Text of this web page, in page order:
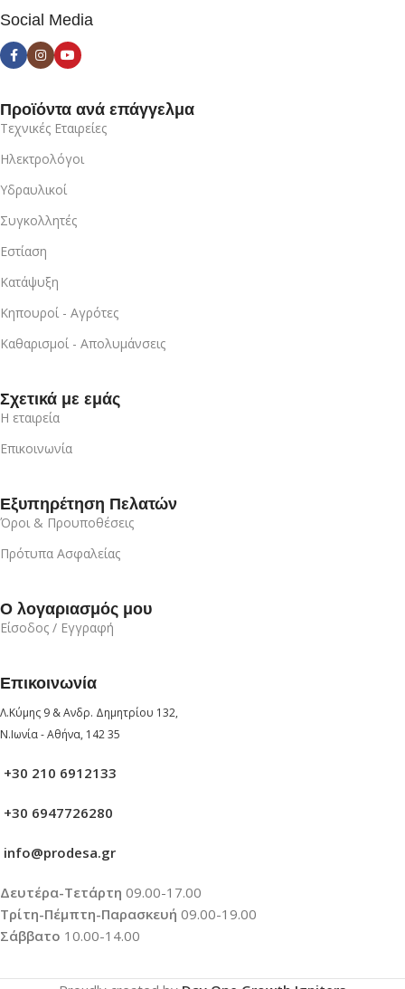
Social Media
Προϊόντα ανά επάγγελμα
Τεχνικές Εταιρείες
Ηλεκτρολόγοι
Υδραυλικοί
Συγκολλητές
Εστίαση
Κατάψυξη
Κηπουροί - Αγρότες
Καθαρισμοί - Απολυμάνσεις
Σχετικά με εμάς
Η εταιρεία
Επικοινωνία
Εξυπηρέτηση Πελατών
Όροι & Προυποθέσεις
Πρότυπα Ασφαλείας
Ο λογαριασμός μου
Είσοδος / Εγγραφή
Επικοινωνία
Λ.Κύμης 9 & Ανδρ. Δημητρίου 132,
Ν.Ιωνία - Αθήνα, 142 35
+30 210 6912133
+30 6947726280
info@prodesa.gr
Δευτέρα-Τετάρτη 09.00-17.00
Τρίτη-Πέμπτη-Παρασκευή 09.00-19.00
Σάββατο 10.00-14.00